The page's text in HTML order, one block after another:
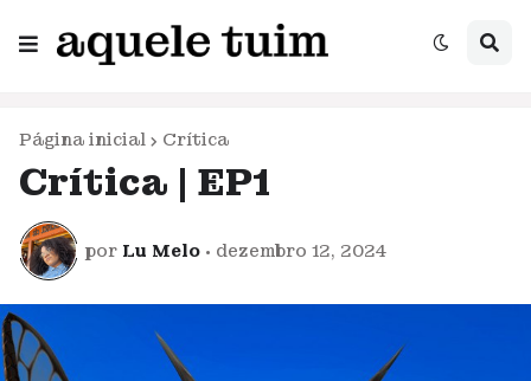
Página inicial Crítica
Crítica | EP1
por Lu Melo • dezembro 12, 2024